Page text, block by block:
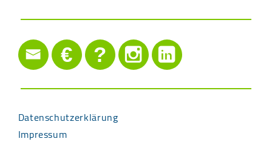
€ ?
Datenschutzerklärung
Impressum